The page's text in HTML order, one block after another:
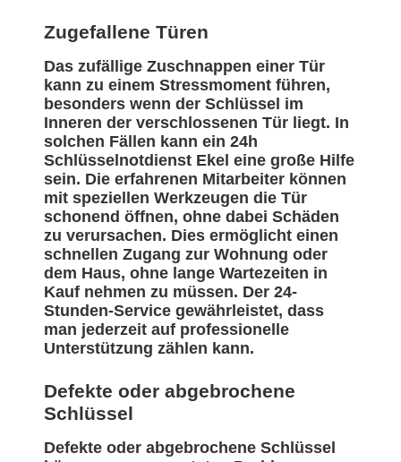
Zugefallene Türen
Das zufällige Zuschnappen einer Tür
kann zu einem Stressmoment führen,
besonders wenn der Schlüssel im
Inneren der verschlossenen Tür liegt. In
solchen Fällen kann ein 24h
Schlüsselnotdienst Ekel eine große Hilfe
sein. Die erfahrenen Mitarbeiter können
mit speziellen Werkzeugen die Tür
schonend öffnen, ohne dabei Schäden
zu verursachen. Dies ermöglicht einen
schnellen Zugang zur Wohnung oder
dem Haus, ohne lange Wartezeiten in
Kauf nehmen zu müssen. Der 24-
Stunden-Service gewährleistet, dass
man jederzeit auf professionelle
Unterstützung zählen kann.
Defekte oder abgebrochene
Schlüssel
Defekte oder abgebrochene Schlüssel